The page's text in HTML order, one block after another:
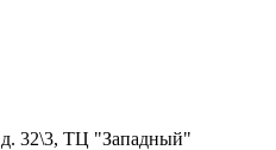
д. 32\3, ТЦ "Западный"